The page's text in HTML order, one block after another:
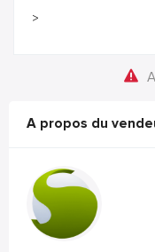
>
A propos du